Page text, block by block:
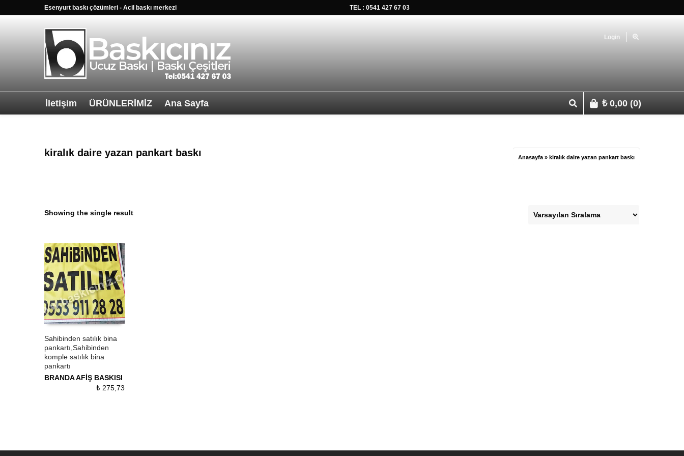
Esenyurt baskı çözümleri - Acil baskı merkezi TEL : 0541 427 67 03
Login
İletişim ÜRÜNLERİMİZ Ana Sayfa ₺0,00 (0)
kiralık daire yazan pankart baskı Anasayfa » kiralık daire yazan pankart baskı
Showing the single result
ÜRÜN SATIN AL
QUICK VIEW
Sahibinden satılık bina
pankartı,Sahibinden
komple satılık bina
pankartı
BRANDA AFİŞ BASKISI
₺275,73